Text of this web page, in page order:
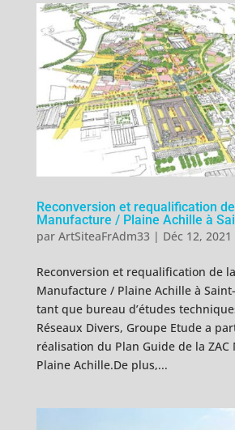
Reconversion et requalification
Manufacture / Plaine Achille à
par ArtSiteaFrAdm33 | Déc 12, 2021
Reconversion et requalification de
Manufacture / Plaine Achille à
tant que bureau d’études
Réseaux Divers, Groupe Etude a
réalisation du Plan Guide de la
Plaine Achille.De plus,...